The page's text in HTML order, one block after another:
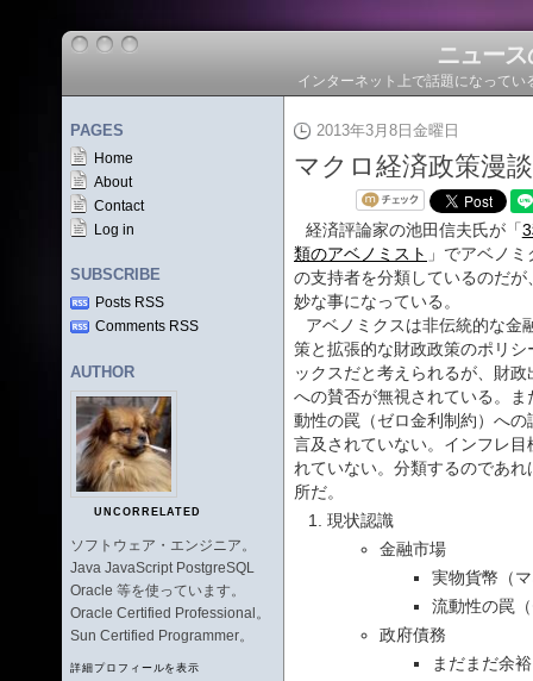
ニュー
インターネット上で話題になって
PAGES
Home
About
Contact
Log in
SUBSCRIBE
Posts RSS
Comments RSS
AUTHOR
UNCORRELATED
ソフトウェア・エンジニア。
Java JavaScript PostgreSQL
Oracle 等を使っています。
Oracle Certified Professional。
Sun Certified Programmer。
詳細プロフィールを表示
2013年3月8日金曜日
マクロ経済政策漫
経済評論家の池田信夫氏が「
類のアベノミスト 」でアベノミ
の支持者を分類しているのだが
妙な事になっている。
アベノミクスは非伝統的な金
策と拡張的な財政政策のポリシ
ックスだと考えられるが、財政
への賛否が無視されている。ま
動性の罠（ゼロ金利制約）へ
言及されていない。インフレ
れていない。分類するのであ
所だ。
現状認識
金融市場
実物貨幣（
流動性の罠
政府債務
まだまだ余裕